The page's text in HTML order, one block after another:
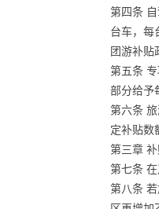
第四条
台车，每
团游补贴
第五条
部分给予
第六条
定补贴数
第三章
第七条
第八条